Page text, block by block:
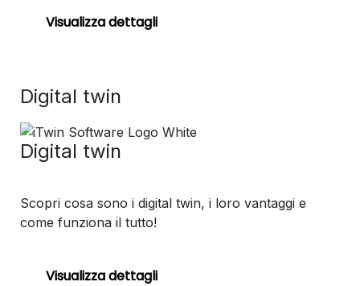
Visualizza dettagli
Digital twin
Digital twin
Scopri cosa sono i digital twin, i loro vantaggi e
come funziona il tutto!
Visualizza dettagli